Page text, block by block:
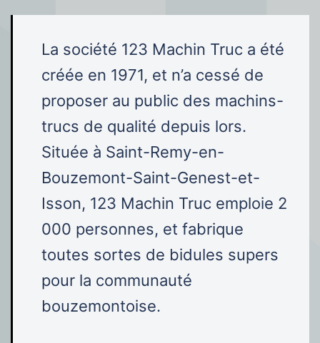
La société 123 Machin Truc a été
créée en 1971, et n’a cessé de
proposer au public des machins-
trucs de qualité depuis lors.
Située à Saint-Remy-en-
Bouzemont-Saint-Genest-et-
Isson, 123 Machin Truc emploie 2
000 personnes, et fabrique
toutes sortes de bidules supers
pour la communauté
bouzemontoise.